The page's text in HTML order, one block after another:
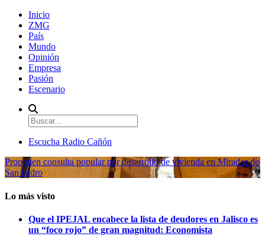
Inicio
ZMG
País
Mundo
Opinión
Empresa
Pasión
Escenario
Escucha Radio Cañón
Proponen consulta popular por desarrollo de vivienda en Mirador de
San Isidro
Lo más visto
Que el IPEJAL encabece la lista de deudores en Jalisco es
un “foco rojo” de gran magnitud: Economista